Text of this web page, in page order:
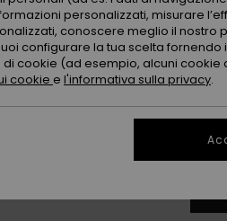
personalizzati, misurare
conoscere meglio il nostro
configurare la tua scelta fornendo
cookie (ad esempio, alcuni cookie
cookie e l'informativa sulla privacy.